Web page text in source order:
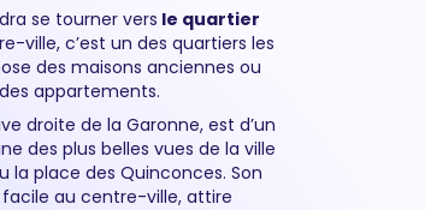
se tourner vers le quartier
ville, c’est un des quartiers les
des maisons anciennes ou
appartements.
droite de la Garonne, est d’un
des plus belles vues de la ville
la place des Quinconces. Son
au centre-ville, attire